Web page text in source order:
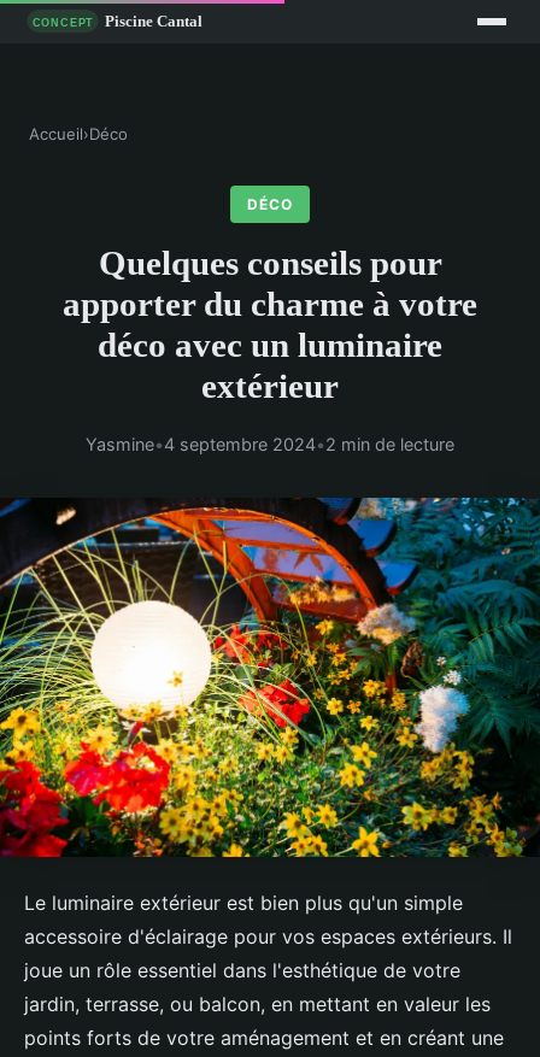
Accueil›Déco
DÉCO
Quelques conseils pour
apporter du charme à votre
déco avec un luminaire
extérieur
Yasmine•4 septembre 2024•2 min de lecture
Le luminaire extérieur est bien plus qu'un simple
accessoire d'éclairage pour vos espaces extérieurs. Il
joue un rôle essentiel dans l'esthétique de votre
jardin, terrasse, ou balcon, en mettant en valeur les
points forts de votre aménagement et en créant une